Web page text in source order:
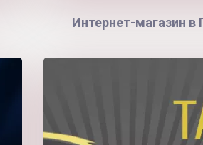
Интернет-магазин в